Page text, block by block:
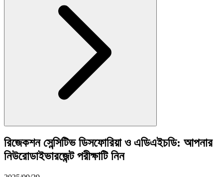
রিজেকশন সেন্সিটিভ ডিসফোরিয়া ও এডিএইচডি: আপনার
নিউরোডাইভারজেন্ট পরীক্ষাটি নিন